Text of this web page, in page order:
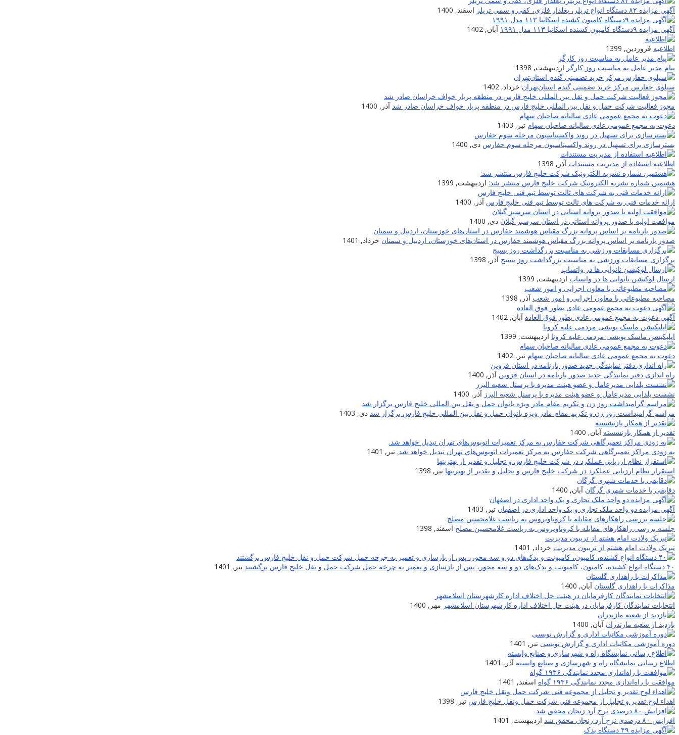
آگهی مزایده ۸۲ دستگاه انواع تریلر، بغلدار فلزی، کفی و سمی تریلر
اسفند, 1400
آگهی مزایده ۹دستگاه کامیون کشنده اسکانیا ۱۱۳ مدل ۱۹۹۱
آبان, 1402
اطلاعیه فروردین, 1399
پیام مدیر عامل به مناسبت روز کارگر اردیبهشت, 1398
سیلوی حفارس مرکز خرید تضمینی گندم استان‌تهران خرداد, 1402
مجوز فعالیت شرکت حمل و نقل بین المللی خلیج فارس در منطقه پربار خواف خراسان صادر شد آذر, 1400
دعوت به مجمع عمومی عادی سالیانه صاحبان سهام تیر, 1403
بسترسازی برای تسهیل در روند واکسیناسیون مرحله سوم حفارس دی, 1400
اطلاعیه استفاده از مدیریت مستندات آذر, 1398
هشتمین شماره نشریه الکترونیک شرکت خلیج فارس منتشر شد: اردیبهشت, 1399
ارائه خدمات فنی به شرکت های ثالث توسط تیم فنی خلیج فارس آذر, 1400
موافقت اولیه با صدور پروانه استانی در استان سرسبز گیلان دی, 1400
صدور بارنامه بر اساس پروانه بزرگ مقیاس هوشمند حفارس در استان‌های خوزستان، اردبیل و سمنان خرداد, 1401
برگزاری مسابقات ورزشی به مناسبت بزرگداشت روز بسیج آذر, 1398
ارسال لوکیشن نانوایی ها در واتساپ اردیبهشت, 1399
مصاحبه مطبوعاتی با معاون اجرایی و امور شعب آذر, 1398
آگهی دعوت به مجمع عمومی عادی بطور فوق العاده آبان, 1402
اپلیکیشن ماسک پویشی مردمی علیه کرونا اردیبهشت, 1399
دعوت به مجمع عمومی عادی سالیانه صاحبان سهام تیر, 1402
راه اندازی دفتر نمایندگی جدید صدور بارنامه در استان قزوین آذر, 1400
نشست یلدایی مدیرعامل و عضو هیئت مدیره با پرسنل شعبه البرز آذر, 1400
مراسم گرامیداشت روز زن و تکریم مقام مادر ویژه بانوان حمل و نقل بین المللی خلیج فارس برگزار شد دی, 1403
تقدیر از همکار بازنشسته آبان, 1400
به زودی مراکز تعمیرگاهی شرکت حفارس به مرکز تعمیرات اتوبوس‌های تهران تبدیل خواهد شد. تیر, 1401
استقرار نظام ارزیابی عملکرد در شرکت خلیج فارس و تجلیل و تقدیر از بهترینها تیر, 1398
دقایقی با خدمات شهری گرگان آبان, 1400
آگهی مزایده دو واحد ملک تجاری و یک واحد اداری در اصفهان تیر, 1403
جلسه بررسی راهکارهای مقابله با کروناویروس به ریاست غلامحسین مصلح اسفند, 1398
تبریک ولادت امام هشتم از تریبون مدیریت خرداد, 1401
۴۰ دستگاه انواع کشنده، کامیون، کامیونت و یدک‌های دو و سه محور، پس از بازسازی و تعمیر به چرخه حمل شرکت حمل و نقل خلیج فارس برگشتند
تیر, 1401
مذاکرات با راهداری گلستان آبان, 1400
انتخابات نمایندگان کارفرمایان در هیئت حل اختلاف اداره کارشهرستان اسلامشهر مهر, 1400
بازدید از شعبه مازندران آبان, 1400
دوره آموزشی مکاتبات اداری و گزارش نویسی تیر, 1401
اطلاع رسانی نمایشگاه راه و شهرسازی و صنایع وابسته آذر, 1401
موافقت با راه‌اندازی مجدد نمایندگی ۱۹۳۶ گواه
اسفند, 1401
اهداء لوح تقدیر و تجلیل از مجموعه فنی شرکت حمل ونقل خلیج فارس تیر, 1398
افزایش ۸۰ درصدی نرخ آرد زنجان محقق شد
اردیبهشت, 1401